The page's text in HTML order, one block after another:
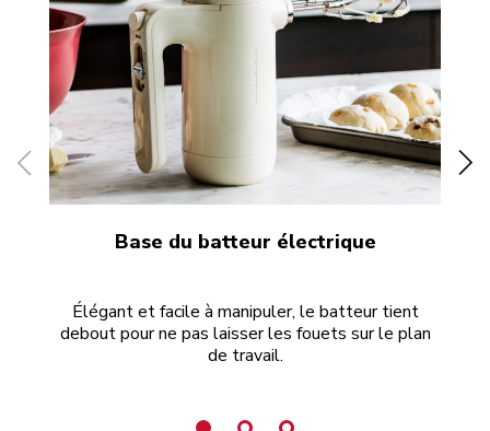
Base du batteur électrique
Élégant et facile à manipuler, le batteur tient
debout pour ne pas laisser les fouets sur le plan
de travail.